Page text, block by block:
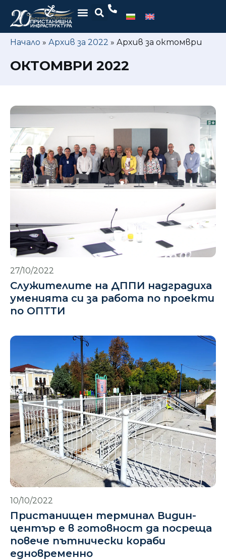
Начало » Архив за 2022 » Архив за октомври
ОКТОМВРИ 2022
27/10/2022
Служителите на ДППИ надградиха
уменията си за работа по проекти
по ОПТТИ
10/10/2022
Пристанищен терминал Видин-
център е в готовност да посреща
повече пътнически кораби
едновременно